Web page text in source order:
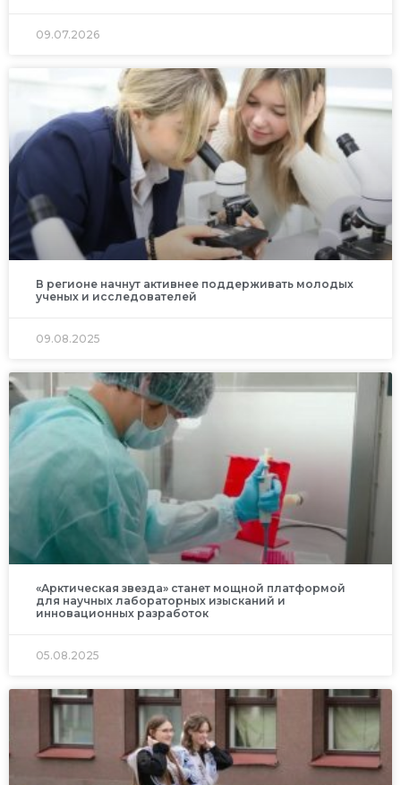
09.07.2026
В регионе начнут активнее поддерживать молодых
ученых и исследователей
09.08.2025
«Арктическая звезда» станет мощной платформой
для научных лабораторных изысканий и
инновационных разработок
05.08.2025